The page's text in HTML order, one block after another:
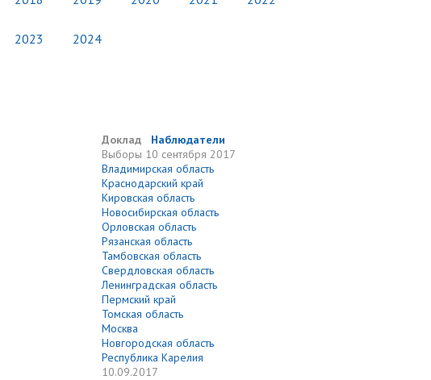
2023 2024
Доклад
Наблюдатели
Выборы 10 сентября 2017
Владимирская область
Краснодарский край
Кировская область
Новосибирская область
Орловская область
Рязанская область
Тамбовская область
Свердловская область
Ленинградская область
Пермский край
Томская область
Москва
Новгородская область
Республика Карелия
10.09.2017